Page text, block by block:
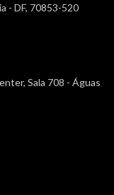
- DF, 70853-520
Sala 708 - Águas